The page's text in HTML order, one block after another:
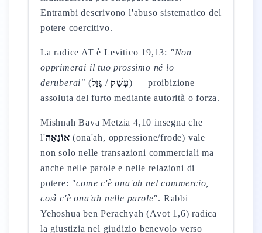
Entrambi descrivono l'abuso sistematico del
potere coercitivo.
La radice AT è Levitico 19,13: "Non
opprimerai il tuo prossimo né lo
deruberai" ( עָשַׁק / גָּזַל
) — proibizione
assoluta del furto mediante autorità o forza.
Mishnah Bava Metzia 4,10 insegna che
l'אוֹנָאָה (ona'ah, oppressione/frode) vale
non solo nelle transazioni commerciali ma
anche nelle parole e nelle relazioni di
potere: "come c'è ona'ah nel commercio,
così c'è ona'ah nelle parole". Rabbi
Yehoshua ben Perachyah (Avot 1,6) radica
la giustizia nel giudizio benevolo verso